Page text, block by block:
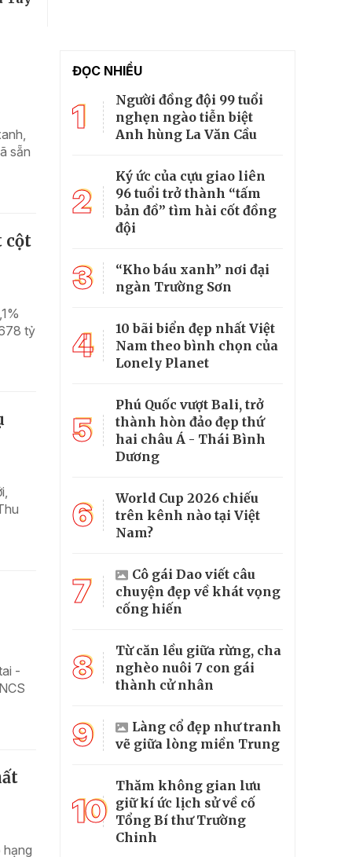
sẵn
cột
tỷ
-
hạng
ĐỌC NHIỀU
1
Người đồng đội 99 tuổi
nghẹn ngào tiễn biệt
Anh hùng La Văn Cầu
2
Ký ức của cựu giao liên
96 tuổi trở thành “tấm
bản đồ” tìm hài cốt đồng
đội
3
“Kho báu xanh” nơi đại
ngàn Trường Sơn
4
10 bãi biển đẹp nhất Việt
Nam theo bình chọn của
Lonely Planet
5
Phú Quốc vượt Bali, trở
thành hòn đảo đẹp thứ
hai châu Á - Thái Bình
Dương
6
World Cup 2026 chiếu
trên kênh nào tại Việt
Nam?
7
Cô gái Dao viết câu
chuyện đẹp về khát vọng
cống hiến
8
Từ căn lều giữa rừng, cha
nghèo nuôi 7 con gái
thành cử nhân
9
Làng cổ đẹp như tranh
vẽ giữa lòng miền Trung
10
Thăm không gian lưu
giữ kí ức lịch sử về cố
Tổng Bí thư Trường
Chinh